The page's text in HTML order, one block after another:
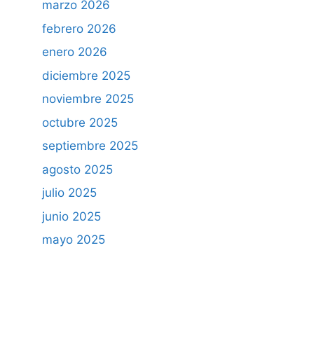
marzo 2026
febrero 2026
enero 2026
diciembre 2025
noviembre 2025
octubre 2025
septiembre 2025
agosto 2025
julio 2025
junio 2025
mayo 2025